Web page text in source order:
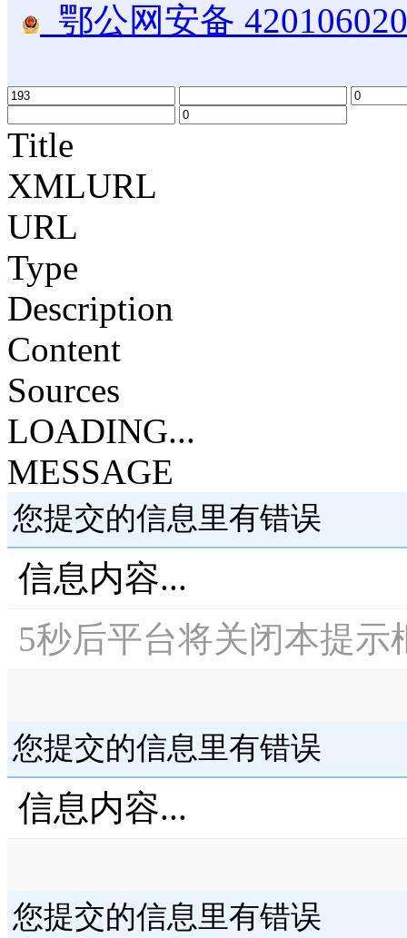
鄂公网安备
Title
XMLURL
URL
Type
Description
Content
Sources
LOADING...
MESSAGE
您提交的信息里有错误
信息内容...
5秒后平台将关闭本提示
您提交的信息里有错误
信息内容...
您提交的信息里有错误